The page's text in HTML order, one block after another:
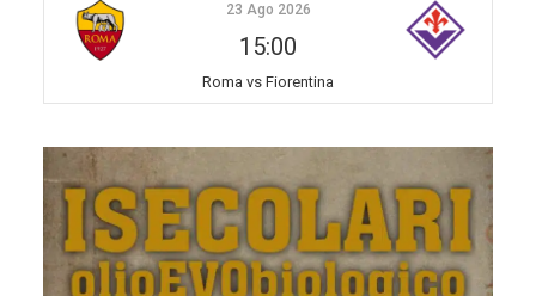
23 Ago 2026
15:00
Roma vs Fiorentina